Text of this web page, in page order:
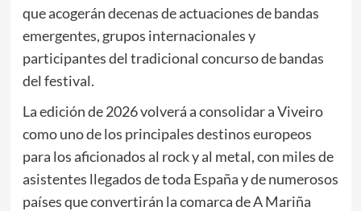
que acogerán decenas de actuaciones de bandas
emergentes, grupos internacionales y
participantes del tradicional concurso de bandas
del festival.
La edición de 2026 volverá a consolidar a Viveiro
como uno de los principales destinos europeos
para los aficionados al rock y al metal, con miles de
asistentes llegados de toda España y de numerosos
países que convertirán la comarca de A Mariña